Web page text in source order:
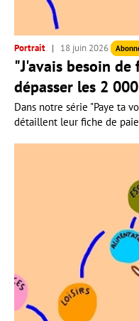
Portrait 18 juin 2026
"J'avais besoin
dépasser les 2
Dans notre série "Paye ta
détaillent leur fiche de